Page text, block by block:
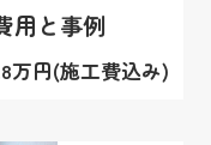
用と事例
万円(施工費込み)